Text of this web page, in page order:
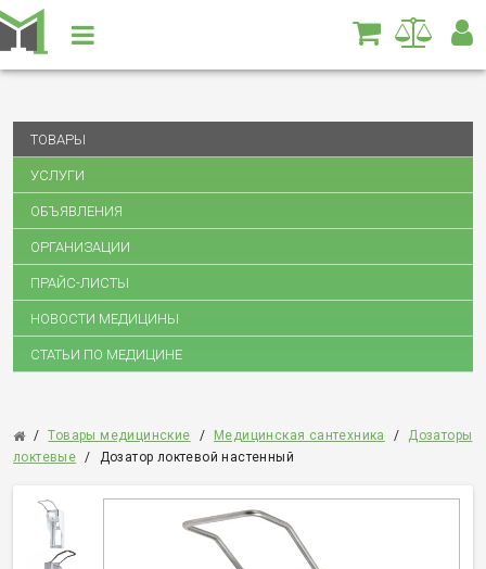
ТОВАРЫ
УСЛУГИ
ОБЪЯВЛЕНИЯ
ОРГАНИЗАЦИИ
ПРАЙС-ЛИСТЫ
НОВОСТИ МЕДИЦИНЫ
СТАТЬИ ПО МЕДИЦИНЕ
/ Товары медицинские / Медицинская сантехника /
Дозаторы
локтевые / Дозатор локтевой настенный